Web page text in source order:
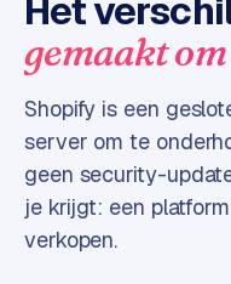
e
s
e
b
s
i
t
gemaakt
Shopify is een
server om te
geen security-
je krijgt: een
verkopen.